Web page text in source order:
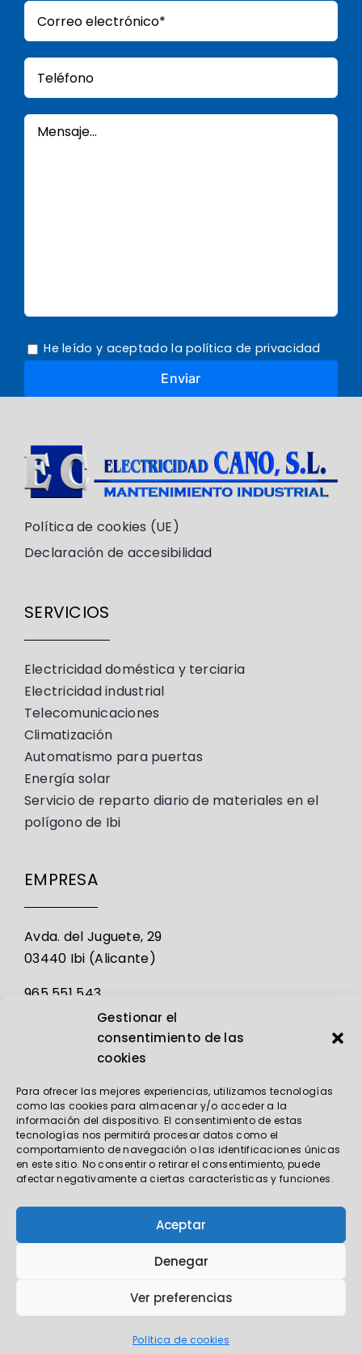
Gestionar el
consentimiento de las
cookies
Para ofrecer las mejores experiencias, utilizamos tecnologías
como las cookies para almacenar y/o acceder a la
información del dispositivo. El consentimiento de estas
tecnologías nos permitirá procesar datos como el
comportamiento de navegación o las identificaciones únicas
en este sitio. No consentir o retirar el consentimiento, puede
afectar negativamente a ciertas características y funciones.
Aceptar
Denegar
Ver preferencias
Política de cookies
He leído y aceptado la política de privacidad
Política de cookies (UE)
Declaración de accesibilidad
SERVICIOS
Electricidad doméstica y terciaria
Electricidad industrial
Telecomunicaciones
Climatización
Automatismo para puertas
Energía solar
Servicio de reparto diario de materiales en el
polígono de Ibi
EMPRESA
Avda. del Juguete, 29
03440 Ibi (Alicante)
965 551 543
jjcano@electricidadcano.com
© Copyright 2023 Electricidad Cano